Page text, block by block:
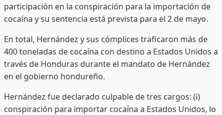
participación en la conspiración para la importación de
cocaína y su sentencia está prevista para el 2 de mayo.
En total, Hernández y sus cómplices traficaron más de
400 toneladas de cocaína con destino a Estados Unidos a
través de Honduras durante el mandato de Hernández
en el gobierno hondureño.
Hernández fue declarado culpable de tres cargos: (i)
conspiración para importar cocaína a Estados Unidos, lo